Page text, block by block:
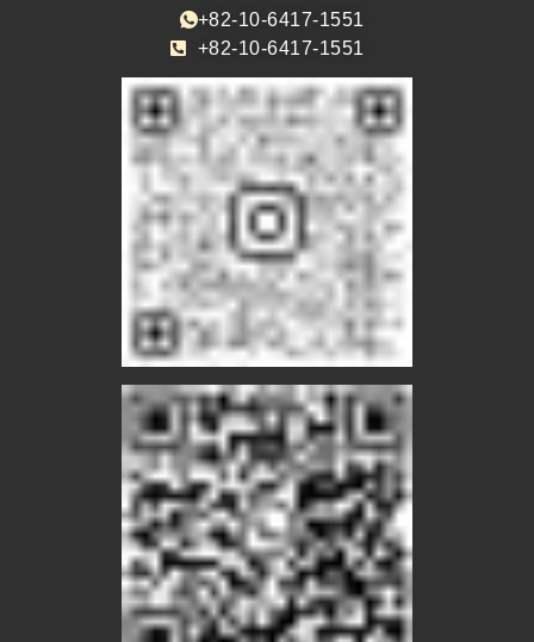
+82-10-6417-1551
+82-10-6417-1551